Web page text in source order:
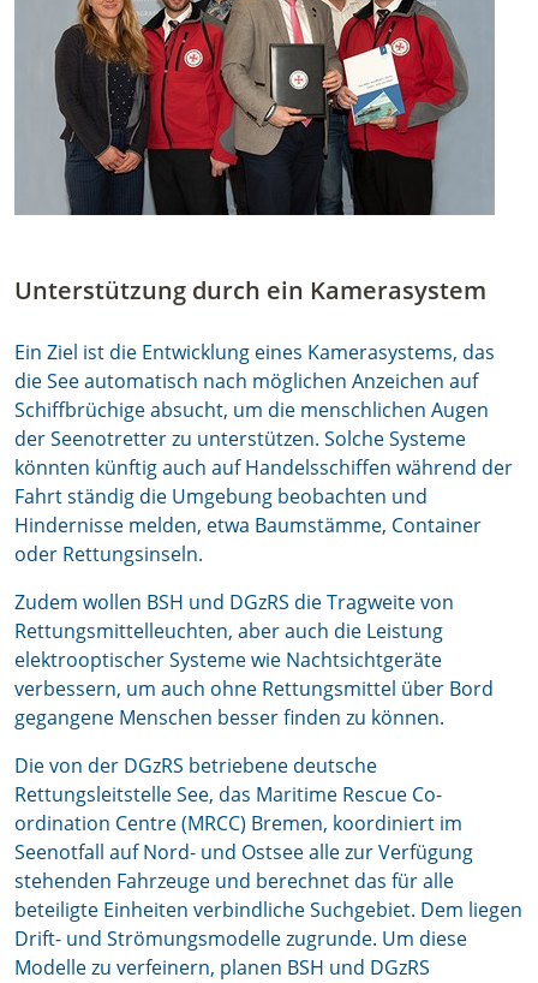
Unterstützung durch ein Kamerasystem
Ein Ziel ist die Entwicklung eines Kamerasystems, das
die See automatisch nach möglichen Anzeichen auf
Schiffbrüchige absucht, um die menschlichen Augen
der Seenotretter zu unterstützen. Solche Systeme
könnten künftig auch auf Handelsschiffen während der
Fahrt ständig die Umgebung beobachten und
Hindernisse melden, etwa Baumstämme, Container
oder Rettungsinseln.
Zudem wollen BSH und DGzRS die Tragweite von
Rettungsmittelleuchten, aber auch die Leistung
elektrooptischer Systeme wie Nachtsichtgeräte
verbessern, um auch ohne Rettungsmittel über Bord
gegangene Menschen besser finden zu können.
Die von der DGzRS betriebene deutsche
Rettungsleitstelle See, das Maritime Rescue Co-
ordination Centre (MRCC) Bremen, koordiniert im
Seenotfall auf Nord- und Ostsee alle zur Verfügung
stehenden Fahrzeuge und berechnet das für alle
beteiligte Einheiten verbindliche Suchgebiet. Dem liegen
Drift- und Strömungsmodelle zugrunde. Um diese
Modelle zu verfeinern, planen BSH und DGzRS